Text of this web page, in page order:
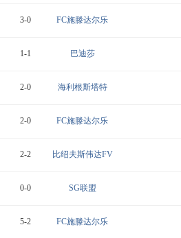
3-0 FC施滕达尔乐
1-1 巴迪莎
2-0 海利根斯塔特
2-0 FC施滕达尔乐
2-2 比绍夫斯伟达FV
0-0 SG联盟
5-2 FC施滕达尔乐